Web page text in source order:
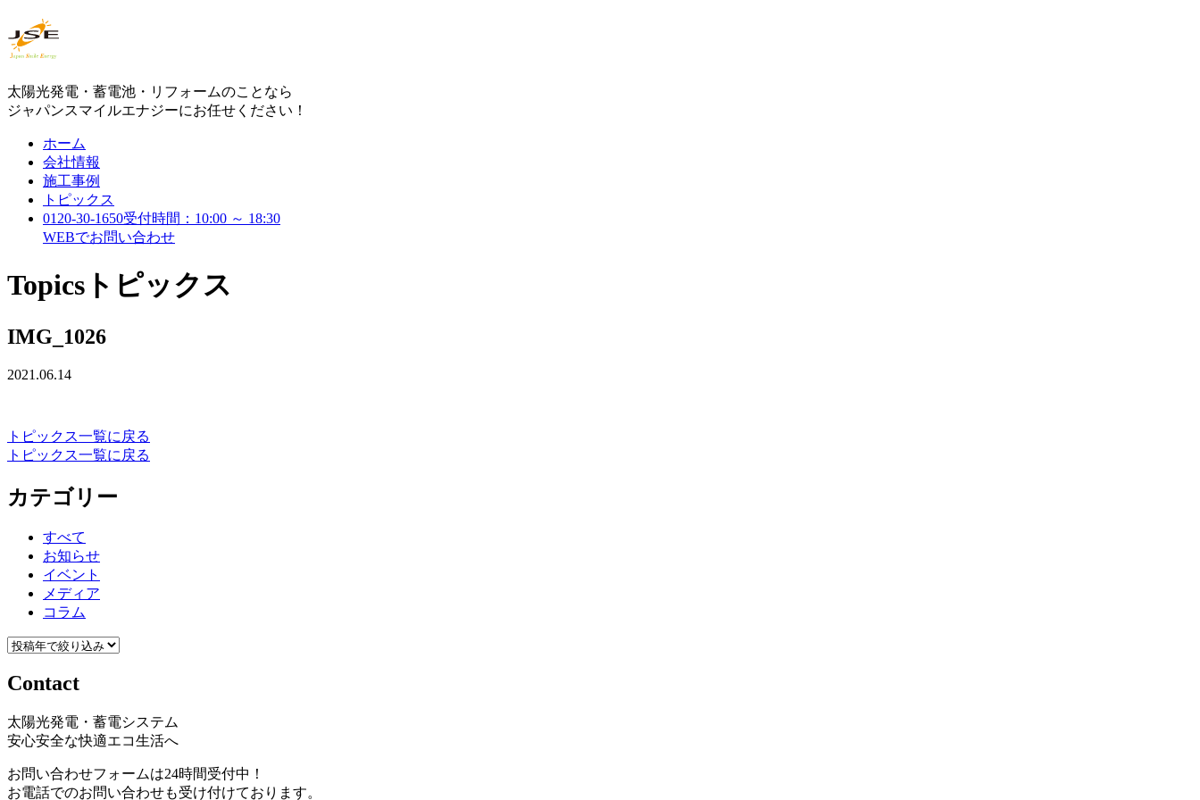
太陽光発電・蓄電池・リフォームのことなら
ジャパンスマイルエナジーにお任せください！
ホーム
会社情報
施工事例
トピックス
0120-30-1650受付時間：10:00 ～ 18:30
WEBでお問い合わせ
Topics トピックス
IMG_1026
2021.06.14
トピックス一覧に戻る
トピックス一覧に戻る
カテゴリー
すべて
お知らせ
イベント
メディア
コラム
Contact
太陽光発電・蓄電システム
安心安全な快適エコ生活へ
お問い合わせフォームは24時間受付中！
お電話でのお問い合わせも受け付けております。